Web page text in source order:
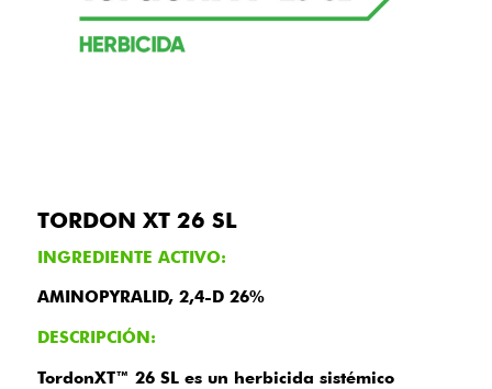
TORDON XT 26 SL
INGREDIENTE ACTIVO:
AMINOPYRALID, 2,4-D 26%
DESCRIPCIÓN:
TordonXT™ 26 SL es un herbicida sistémico